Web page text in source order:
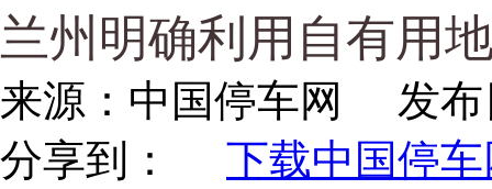
兰州明确利用自有用
来源： 中国停车网
发布
分享到：
下载中国停车